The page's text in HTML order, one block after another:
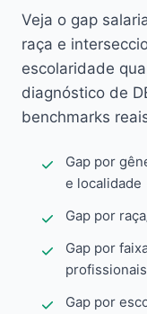
Veja o gap
raça e
escolaridade
diagnóstico de
benchmarks
Gap por
e localidade
Gap por
Gap por
Gap por